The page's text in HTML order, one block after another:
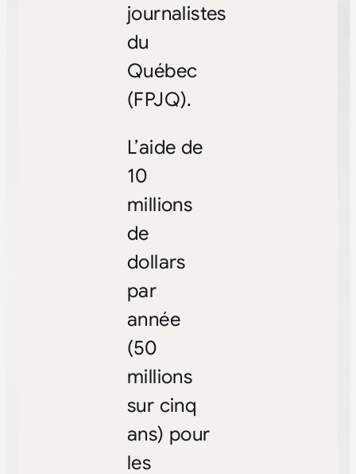
journalistes
du
Québec
(FPJQ).
L’aide de
10
millions
de
dollars
par
année
(50
millions
sur cinq
ans) pour
les